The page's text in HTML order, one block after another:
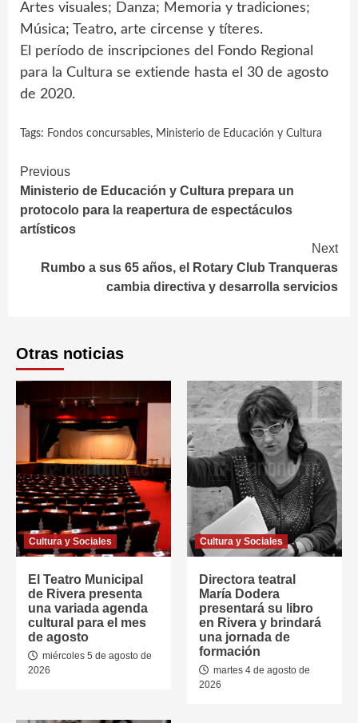
Artes visuales; Danza; Memoria y tradiciones;
Música; Teatro, arte circense y títeres.
El período de inscripciones del Fondo Regional
para la Cultura se extiende hasta el 30 de agosto
de 2020.
Tags: Fondos concursables, Ministerio de Educación y Cultura
Continue
Reading
Previous
Ministerio de Educación y Cultura prepara un
protocolo para la reapertura de espectáculos
artísticos
Next
Rumbo a sus 65 años, el Rotary Club Tranqueras
cambia directiva y desarrolla servicios
Otras noticias
Cultura y Sociales
El Teatro Municipal
de Rivera presenta
una variada agenda
cultural para el mes
de agosto
miércoles 5 de agosto de
2026
Cultura y Sociales
Directora teatral
María Dodera
presentará su libro
en Rivera y brindará
una jornada de
formación
martes 4 de agosto de
2026